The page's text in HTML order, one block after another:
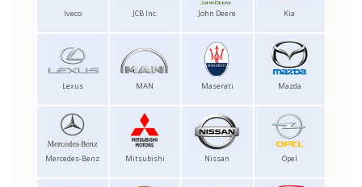
Iveco JCB Inc. John Deere Kia
Lexus MAN Maserati Mazda
Mercedes-Benz Mitsubishi Nissan Opel